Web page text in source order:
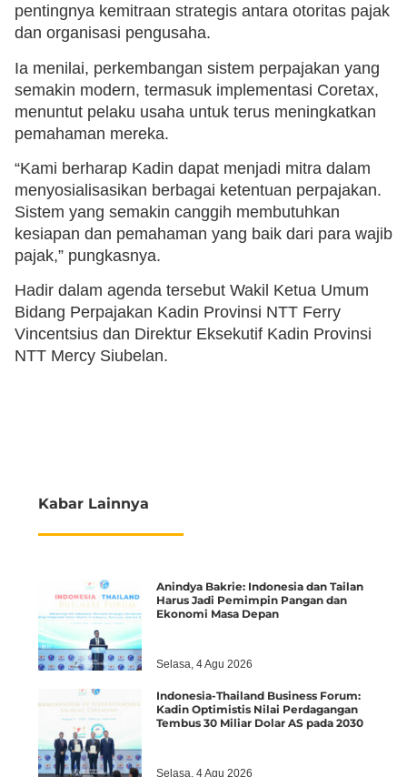
pentingnya kemitraan strategis antara otoritas pajak
dan organisasi pengusaha.
Ia menilai, perkembangan sistem perpajakan yang
semakin modern, termasuk implementasi Coretax,
menuntut pelaku usaha untuk terus meningkatkan
pemahaman mereka.
“Kami berharap Kadin dapat menjadi mitra dalam
menyosialisasikan berbagai ketentuan perpajakan.
Sistem yang semakin canggih membutuhkan
kesiapan dan pemahaman yang baik dari para wajib
pajak,” pungkasnya.
Hadir dalam agenda tersebut Wakil Ketua Umum
Bidang Perpajakan Kadin Provinsi NTT Ferry
Vincentsius dan Direktur Eksekutif Kadin Provinsi
NTT Mercy Siubelan.
Kabar Lainnya
Anindya Bakrie: Indonesia dan Tailan
Harus Jadi Pemimpin Pangan dan
Ekonomi Masa Depan
Selasa, 4 Agu 2026
Indonesia-Thailand Business Forum:
Kadin Optimistis Nilai Perdagangan
Tembus 30 Miliar Dolar AS pada 2030
Selasa, 4 Agu 2026